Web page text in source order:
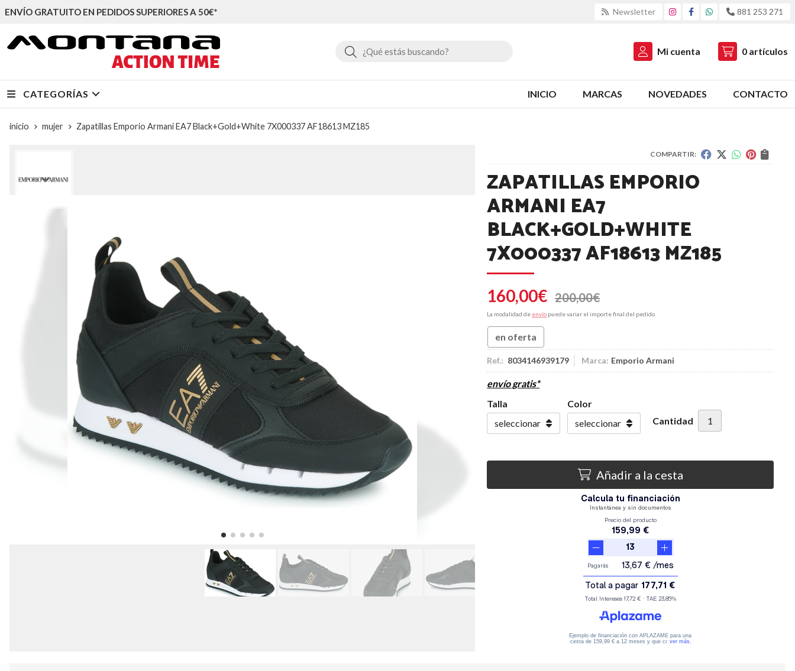
ENVÍO GRATUITO EN PEDIDOS SUPERIORES A 50€* Newsletter 881 253 271
Buscar Mi cuenta 0 artículos
CATEGORÍAS INICIO MARCAS NOVEDADES CONTACTO
inicio mujer Zapatillas Emporio Armani EA7 Black+Gold+White 7X000337 AF18613 MZ185
COMPARTIR:
ZAPATILLAS EMPORIO
ARMANI EA7
BLACK+GOLD+WHITE
7X000337 AF18613 MZ185
160,00€ 200,00€
La modalidad de envío puede variar el importe final del pedido.
en oferta
Ref.: 8034146939179 Marca: Emporio Armani
envío gratis*
Talla
Color
Cantidad
Añadir a la cesta